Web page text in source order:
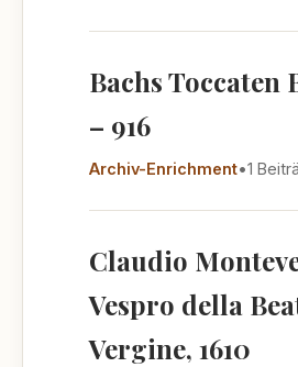
Bachs Toccaten
– 916
Archiv-Enrichment•1
Claudio
Vespro della
Vergine, 1610